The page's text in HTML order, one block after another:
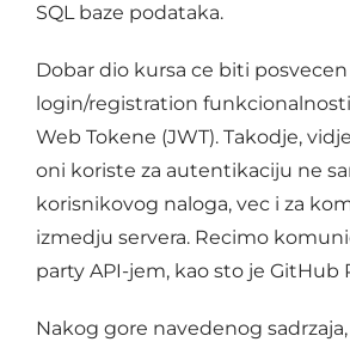
SQL baze podataka.
Dobar dio kursa ce biti
login/registration
Web Tokene (JWT). Takodje,
oni koriste za autentikaciju ne
korisnikovog naloga, vec i za
izmedju servera. Recimo
party API-jem, kao sto je GitHub
Nakog gore navedenog